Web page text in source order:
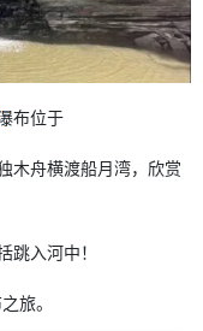
布位于
木舟横渡船月湾，欣赏
跳入河中！
旅。